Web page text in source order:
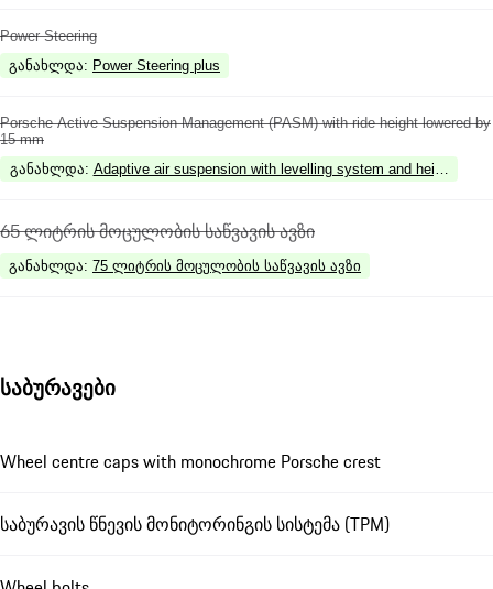
Power Steering
განახლდა: Power Steering plus
Porsche Active Suspension Management (PASM) with ride height lowered by
15 mm
განახლდა: Adaptive air suspension with levelling system and height
65 ლიტრის მოცულობის საწვავის ავზი
განახლდა: 75 ლიტრის მოცულობის საწვავის ავზი
საბურავები
Wheel centre caps with monochrome Porsche crest
საბურავის წნევის მონიტორინგის სისტემა (TPM)